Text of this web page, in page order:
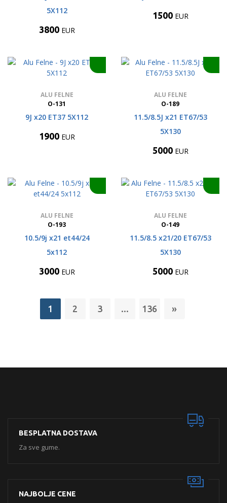
5X112
3800 EUR
1500 EUR
ALU FELNE
O-131
9J x20 ET37 5X112
1900 EUR
ALU FELNE
O-189
11.5/8.5J x21 ET67/53
5X130
5000 EUR
ALU FELNE
O-193
10.5/9j x21 et44/24
5x112
3000 EUR
ALU FELNE
O-149
11.5/8.5 x21/20 ET67/53
5X130
5000 EUR
1 2 3 ... 136 »
BESPLATNA DOSTAVA
Za sve gume.
NAJBOLJE CENE